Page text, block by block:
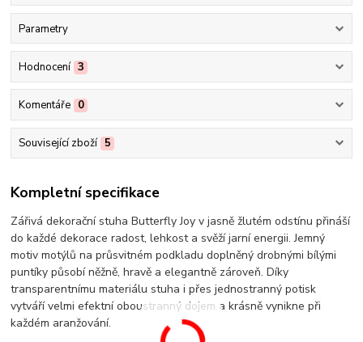
Parametry
Hodnocení 3
Komentáře 0
Související zboží 5
Kompletní specifikace
Zářivá dekorační stuha Butterfly Joy v jasně žlutém odstínu přináší
do každé dekorace radost, lehkost a svěží jarní energii. Jemný
motiv motýlů na průsvitném podkladu doplněný drobnými bílými
puntíky působí něžně, hravě a elegantně zároveň. Díky
transparentnímu materiálu stuha i přes jednostranný potisk
vytváří velmi efektní oboustranný dojem a krásně vynikne při
každém aranžování.